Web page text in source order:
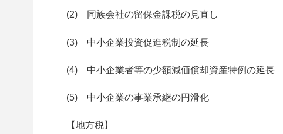
(2) 同族会社の留保金課税の見直し
(3) 中小企業投資促進税制の延長
(4) 中小企業者等の少額減価償却資産特例の延長
(5) 中小企業の事業承継の円滑化
【地方税】